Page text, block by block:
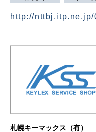
http://nttbj.itp.ne.jp/
札幌キーマックス（有）